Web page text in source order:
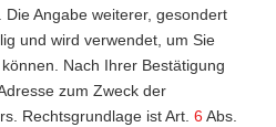
Angabe weiterer, gesondert
und wird verwendet, um Sie
Nach Ihrer Bestätigung
zum Zweck der
Rechtsgrundlage ist Art. 6Abs.